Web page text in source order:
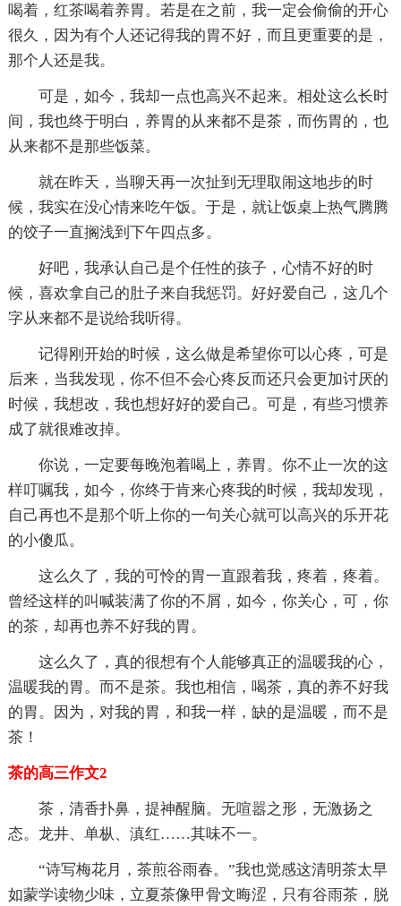
喝着，红茶喝着养胃。若是在之前，我一定会偷偷的开心
很久，因为有个人还记得我的胃不好，而且更重要的是，
那个人还是我。
可是，如今，我却一点也高兴不起来。相处这么长时
间，我也终于明白，养胃的从来都不是茶，而伤胃的，也
从来都不是那些饭菜。
就在昨天，当聊天再一次扯到无理取闹这地步的时
候，我实在没心情来吃午饭。于是，就让饭桌上热气腾腾
的饺子一直搁浅到下午四点多。
好吧，我承认自己是个任性的孩子，心情不好的时
候，喜欢拿自己的肚子来自我惩罚。好好爱自己，这几个
字从来都不是说给我听得。
记得刚开始的时候，这么做是希望你可以心疼，可是
后来，当我发现，你不但不会心疼反而还只会更加讨厌的
时候，我想改，我也想好好的爱自己。可是，有些习惯养
成了就很难改掉。
你说，一定要每晚泡着喝上，养胃。你不止一次的这
样叮嘱我，如今，你终于肯来心疼我的时候，我却发现，
自己再也不是那个听上你的一句关心就可以高兴的乐开花
的小傻瓜。
这么久了，我的可怜的胃一直跟着我，疼着，疼着。
曾经这样的叫喊装满了你的不屑，如今，你关心，可，你
的茶，却再也养不好我的胃。
这么久了，真的很想有个人能够真正的温暖我的心，
温暖我的胃。而不是茶。我也相信，喝茶，真的养不好我
的胃。因为，对我的胃，和我一样，缺的是温暖，而不是
茶！
茶的高三作文2
茶，清香扑鼻，提神醒脑。无喧嚣之形，无激扬之
态。龙井、单枞、滇红……其味不一。
“诗写梅花月，茶煎谷雨春。”我也觉感这清明茶太早
如蒙学读物少味，立夏茶像甲骨文晦涩，只有谷雨茶，脱